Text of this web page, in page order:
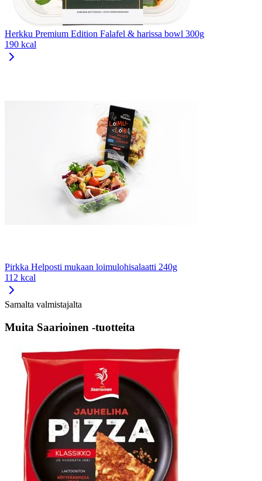
Herkku Premium Edition Falafel & harissa bowl 300g
190 kcal
Pirkka Helposti mukaan loimulohisalaatti 240g
112 kcal
Samalta valmistajalta
Muita Saarioinen -tuotteita